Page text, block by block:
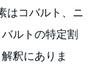
はコバルト、ニ
ルトの特定割
釈にありま